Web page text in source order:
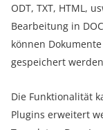
ODT, TXT, HTML,
Bearbeitung in
können Dokumente
gespeichert
Die Funktionalität
Plugins erweitert